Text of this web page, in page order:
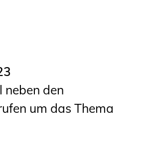
den
um das Thema